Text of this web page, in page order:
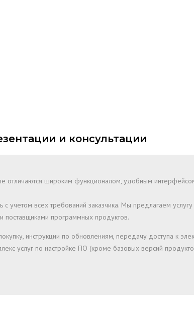
и консультации
отличаются широким функционалом, удобным
всех требований заказчика. Мы предлагаем
поставщиками программных продуктов.
инструкции по обновлениям, передачу доступа к
услуг по настройке ПО (кроме базовых версий